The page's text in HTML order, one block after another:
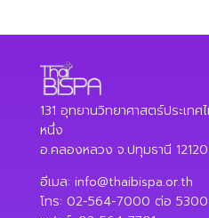
131 อุทยานวิทยาศาสตร์ประเท
หนึ่ง
อ.คลองหลวง จ.ปทุมธานี 12120
อีเมล: info@thaibispa.or.th
โทร: 02-564-7000 ต่อ 5300